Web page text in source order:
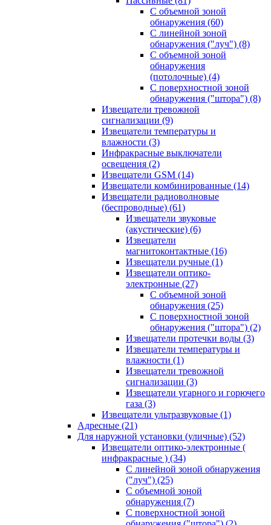
С объемной зоной
обнаружения (60)
С линейной зоной
обнаружения ("луч") (8)
С объемной зоной
обнаружения
(потолочные) (4)
С поверхностной зоной
обнаружения ("штора") (8)
Извещатели тревожной
сигнализации (9)
Извещатели температуры и
влажности (3)
Инфракрасные выключатели
освещения (2)
Извещатели GSM (14)
Извещатели комбинированные (14)
Извещатели радиоволновые
(беспроводные) (61)
Извещатели звуковые
(акустические) (6)
Извещатели
магнитоконтактные (16)
Извещатели ручные (1)
Извещатели оптико-
электронные (27)
С объемной зоной
обнаружения (25)
С поверхностной зоной
обнаружения ("штора") (2)
Извещатели протечки воды (3)
Извещатели температуры и
влажности (1)
Извещатели тревожной
сигнализации (3)
Извещатели угарного и горючего
газа (3)
Извещатели ультразвуковые (1)
Адресные (21)
Для наружной установки (уличные) (52)
Извещатели оптико-электронные (
инфракрасные ) (34)
С линейной зоной обнаружения
("луч") (25)
С объемной зоной
обнаружения (7)
С поверхностной зоной